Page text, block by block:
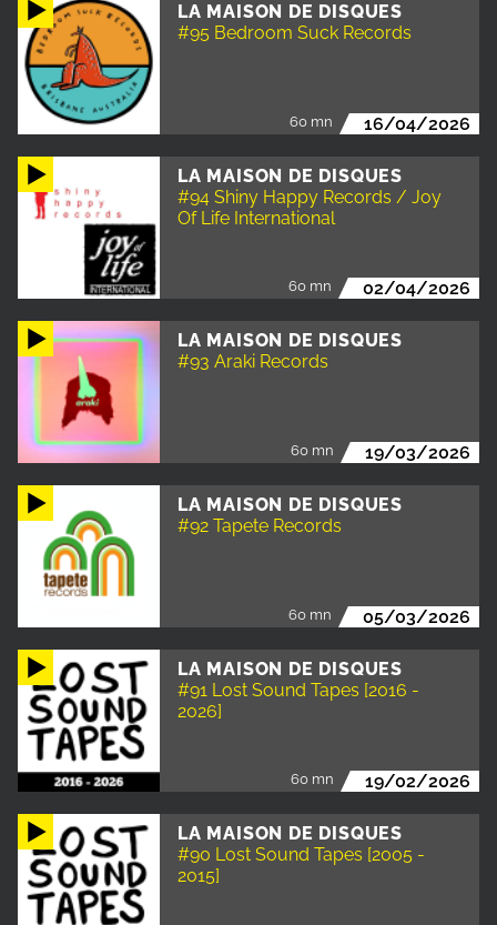
LA MAISON DE DISQUES
#95 Bedroom Suck Records
60 mn 16/04/2026
LA MAISON DE DISQUES
#94 Shiny Happy Records / Joy
Of Life International
60 mn 02/04/2026
LA MAISON DE DISQUES
#93 Araki Records
60 mn 19/03/2026
LA MAISON DE DISQUES
#92 Tapete Records
60 mn 05/03/2026
LA MAISON DE DISQUES
#91 Lost Sound Tapes [2016 -
2026]
60 mn 19/02/2026
LA MAISON DE DISQUES
#90 Lost Sound Tapes [2005 -
2015]